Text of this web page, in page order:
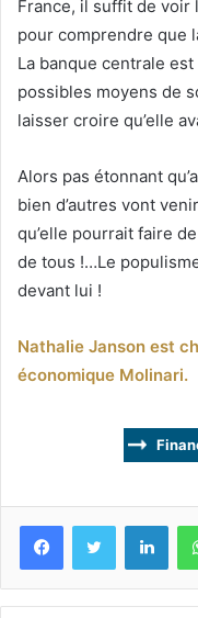
France, il suffit de voir
pour comprendre que
La banque centrale
possibles moyens de
laisser croire qu’elle
Alors pas étonnant
bien d’autres vont
qu’elle pourrait faire
de tous !…Le
devant lui !
Nathalie Janson est
économique Molinari.
FacebookTwitter